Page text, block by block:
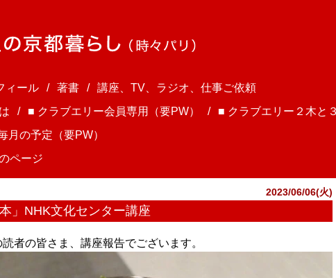
ィール 著書
講座、TV、ラジオ、仕事ご依頼
■ クラブエリー会員専用（要PW） ■ クラブエリー２木と
月の予定（要PW）
ページ
2023/06/06(火)
」NHK文化センター講座
者の皆さま、講座報告でございます。